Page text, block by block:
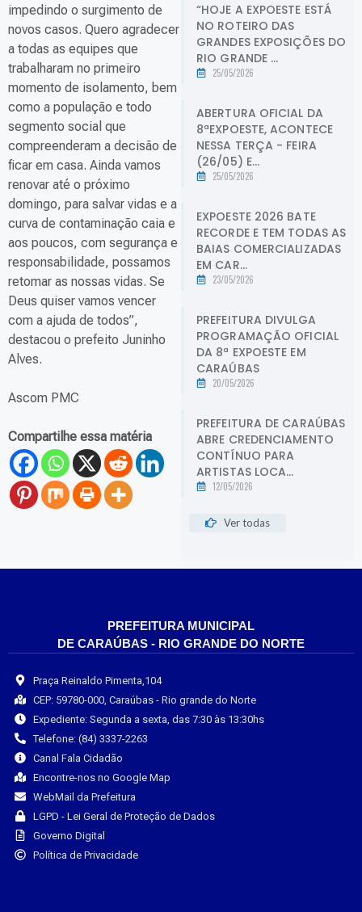
impedindo o surgimento de
novos casos. Quero agradecer
a todas as equipes que
trabalharam no primeiro
momento de isolamento, bem
como a população e todo
segmento social que
compreenderam a decisão de
ficar em casa. Ainda vamos
renovar até o próximo
domingo, para salvar vidas e a
curva de contaminação caia e
aos poucos, com segurança e
responsabilidade, possamos
retomar as nossas vidas. Se
Deus quiser vamos vencer
com a ajuda de todos”,
destacou o prefeito Juninho
Alves.
Ascom PMC
Compartilhe essa matéria
“HOJE A EXPOESTE ESTÁ
NO ROTEIRO DAS
GRANDES EXPOSIÇÕES DO
RIO GRANDE ...
25/05/2026
ABERTURA OFICIAL DA
8ªEXPOESTE, ACONTECE
NESSA TERÇA - FEIRA
(26/05) E...
25/05/2026
EXPOESTE 2026 BATE
RECORDE E TEM TODAS AS
BAIAS COMERCIALIZADAS
EM CAR...
23/05/2026
PREFEITURA DIVULGA
PROGRAMAÇÃO OFICIAL
DA 8ª EXPOESTE EM
CARAÚBAS
20/05/2026
PREFEITURA DE CARAÚBAS
ABRE CREDENCIAMENTO
CONTÍNUO PARA
ARTISTAS LOCA...
12/05/2026
Ver todas
PREFEITURA MUNICIPAL
DE CARAÚBAS - RIO GRANDE DO NORTE
Praça Reinaldo Pimenta,104
CEP: 59780-000, Caraúbas - Rio grande do Norte
Expediente: Segunda a sexta, das 7:30 às 13:30hs
Telefone: (84) 3337-2263
Canal Fala Cidadão
Encontre-nos no Google Map
WebMail da Prefeitura
LGPD - Lei Geral de Proteção de Dados
Governo Digital
Política de Privacidade